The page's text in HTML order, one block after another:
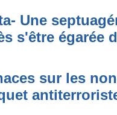
Une
s'être égarée
sur les